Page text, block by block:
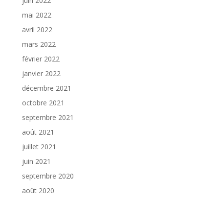
mai 2022
avril 2022
mars 2022
février 2022
janvier 2022
décembre 2021
octobre 2021
septembre 2021
août 2021
juillet 2021
juin 2021
septembre 2020
août 2020